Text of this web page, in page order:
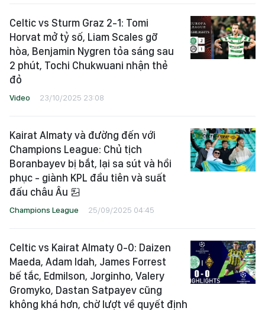
Celtic vs Sturm Graz 2-1: Tomi
Horvat mở tỷ số, Liam Scales gỡ
hòa, Benjamin Nygren tỏa sáng sau
2 phút, Tochi Chukwuani nhận thẻ
đỏ
Video 23/10/2025 23:08
Kairat Almaty và đường đến với
Champions League: Chủ tịch
Boranbayev bị bắt, lại sa sút và hồi
phục - giành KPL đầu tiên và suất
đấu châu Âu
Champions League 25/09/2025 04:45
Celtic vs Kairat Almaty 0-0: Daizen
Maeda, Adam Idah, James Forrest
bế tắc, Edmilson, Jorginho, Valery
Gromyko, Dastan Satpayev cũng
không khá hơn, chờ lượt về quyết định